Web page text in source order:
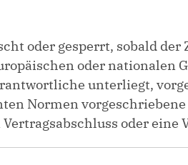
oder gesperrt, sobald
oder nationalen
unterliegt,
Normen
oder eine